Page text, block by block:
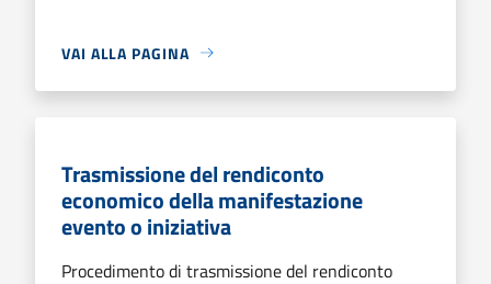
VAI ALLA PAGINA
Trasmissione del rendiconto
economico della manifestazione
evento o iniziativa
Procedimento di trasmissione del rendiconto